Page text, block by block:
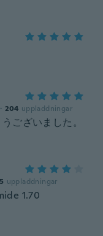
· 204 uppladdningar
ございました。
5 uppladdningar
1.70